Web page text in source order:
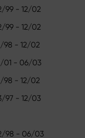
99 - 12/02
99 - 12/02
98 - 12/02
01 - 06/03
98 - 12/02
97 - 12/03
98 - 06/03